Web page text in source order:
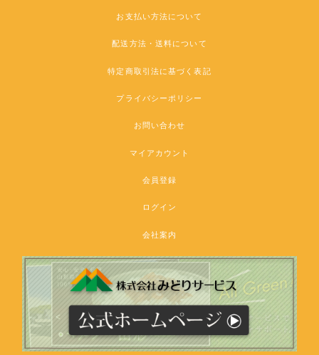
お支払い方法について
配送方法・送料について
特定商取引法に基づく表記
プライバシーポリシー
お問い合わせ
マイアカウント
会員登録
ログイン
会社案内